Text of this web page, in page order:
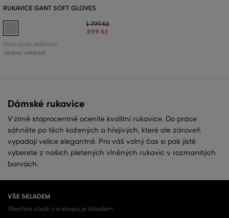
RUKAVICE GANT SOFT GLOVES
1 799 Kč
899 Kč
Dostupné velikosti:
Jedna velikost
Dámské rukavice
V zimě stoprocentně oceníte kvalitní rukavice. Do práce
sáhněte po těch kožených a hřejivých, které ale zároveň
vypadají velice elegantně. Pro váš volný čas si pak jistě
vyberete z našich pletených vlněných rukavic v rozmanitých
barvách.
VŠE SKLADEM
Všechno zboží v e-shopu je skladem.